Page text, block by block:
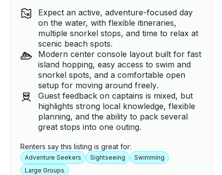
Expect an active, adventure-focused day
on the water, with flexible itineraries,
multiple snorkel stops, and time to relax at
scenic beach spots.
Modern center console layout built for fast
island hopping, easy access to swim and
snorkel spots, and a comfortable open
setup for moving around freely.
Guest feedback on captains is mixed, but
highlights strong local knowledge, flexible
planning, and the ability to pack several
great stops into one outing.
Renters say this listing is great for:
Adventure Seekers Sightseeing
Swimming
Large Groups